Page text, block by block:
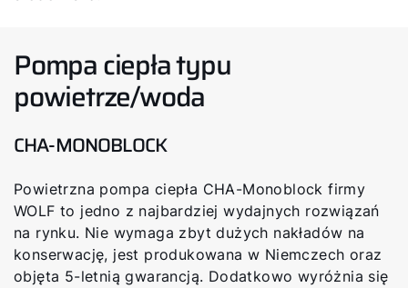
Pompa ciepła typu
powietrze/woda
CHA-MONOBLOCK
Powietrzna pompa ciepła CHA-Monoblock firmy
WOLF to jedno z najbardziej wydajnych rozwiązań
na rynku. Nie wymaga zbyt dużych nakładów na
konserwację, jest produkowana w Niemczech oraz
objęta 5-letnią gwarancją. Dodatkowo wyróżnia się